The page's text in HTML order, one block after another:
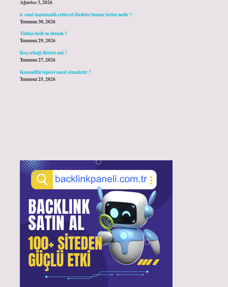
Ağustos 3, 2026
6. sınıf matematik cebirsel ifadeler benzer terim nedir ?
Temmuz 30, 2026
Türkçe kedi ne demek ?
Temmuz 29, 2026
Koç erkeği flörtöz mü ?
Temmuz 27, 2026
Kazandibi tepsisi nasıl olmalıdır ?
Temmuz 25, 2026